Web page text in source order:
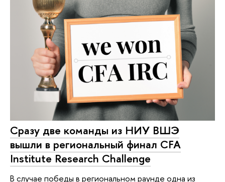
Сразу две команды из НИУ ВШЭ
вышли в региональный финал CFA
Institute Research Challenge
В случае победы в региональном раунде одна из